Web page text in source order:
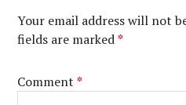
Your email address will not
fields are marked*
Comment*